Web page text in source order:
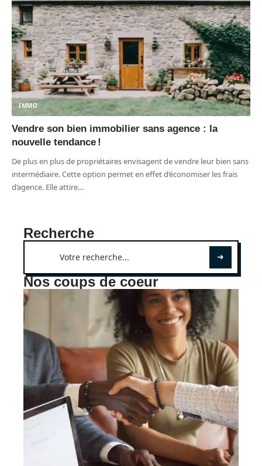
IMMO
Vendre son bien immobilier sans agence : la
nouvelle tendance !
De plus en plus de propriétaires envisagent de vendre leur bien sans
intermédiaire. Cette option permet en effet d’économiser les frais
d’agence. Elle attire…
Recherche
Nos coups de coeur